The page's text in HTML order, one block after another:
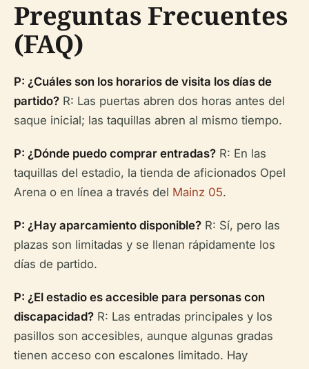
Preguntas Frecuentes
(FAQ)
P: ¿Cuáles son los horarios de visita los días de
partido? R: Las puertas abren dos horas antes del
saque inicial; las taquillas abren al mismo tiempo.
P: ¿Dónde puedo comprar entradas? R: En las
taquillas del estadio, la tienda de aficionados Opel
Arena o en línea a través del Mainz 05.
P: ¿Hay aparcamiento disponible? R: Sí, pero las
plazas son limitadas y se llenan rápidamente los
días de partido.
P: ¿El estadio es accesible para personas con
discapacidad? R: Las entradas principales y los
pasillos son accesibles, aunque algunas gradas
tienen acceso con escalones limitado. Hay